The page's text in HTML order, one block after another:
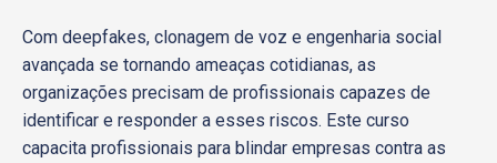
Com deepfakes, clonagem de voz e engenharia social
avançada se tornando ameaças cotidianas, as
organizações precisam de profissionais capazes de
identificar e responder a esses riscos. Este curso
capacita profissionais para blindar empresas contra as